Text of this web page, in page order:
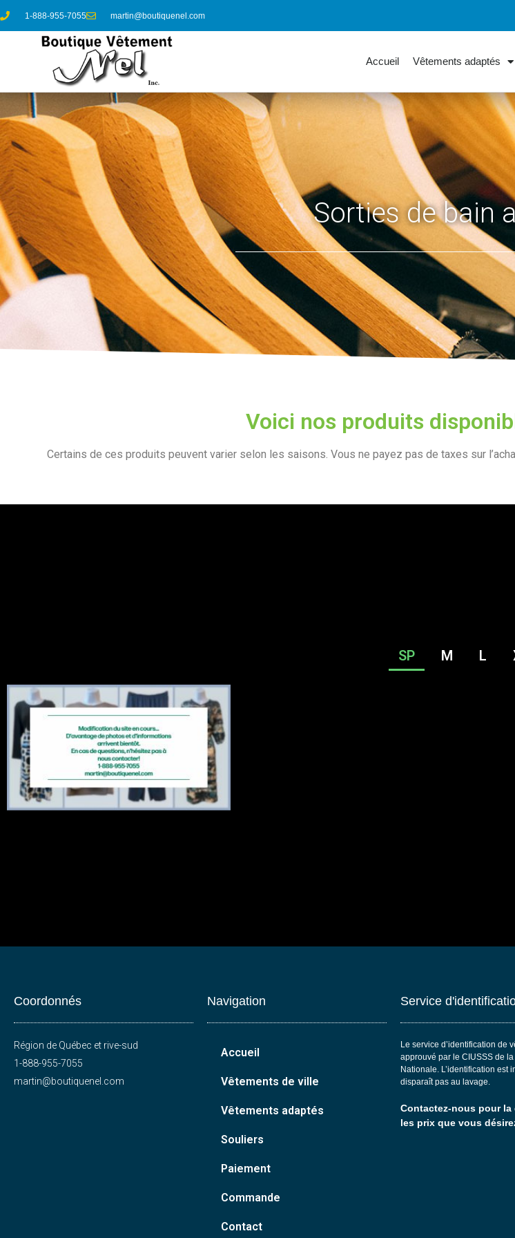
1-888-955-7055 martin@boutiquenel.com
Accueil Vêtements adaptés
Sorties de bain
Voici nos produits
Certains de ces produits peuvent varier selon les saisons. Vous ne payez pas de taxes sur
SP M L
Coordonnés
Région de Québec et rive-sud
1-888-955-7055
martin@boutiquenel.com
Navigation
Accueil
Vêtements de ville
Vêtements adaptés
Souliers
Paiement
Commande
Contact
Service
Le service d’identification de
approuvé par le CIUSSS de
Nationale. L’identification est
disparaît pas au lavage.
Contactez-nous pour la
les prix que vous